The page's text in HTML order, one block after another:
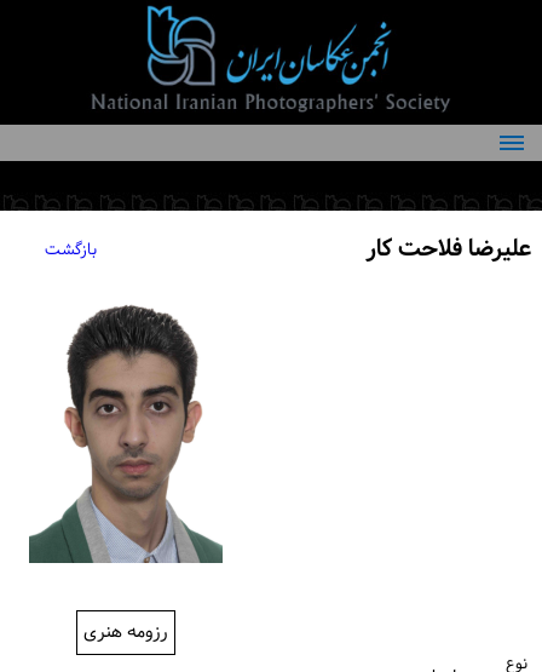
درباره انجمن
کمیته‌های انجمن
علیرضا فلاحت کار بازگشت
رزومه هنری
نوع